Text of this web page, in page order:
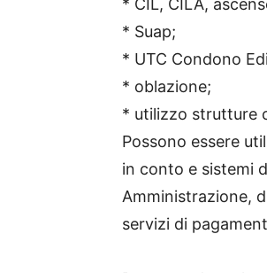
* CIL, CILA,
* Suap;
* UTC Condono
* oblazione;
* utilizzo strutture
Possono essere
in conto e sistemi
Amministrazione,
servizi di